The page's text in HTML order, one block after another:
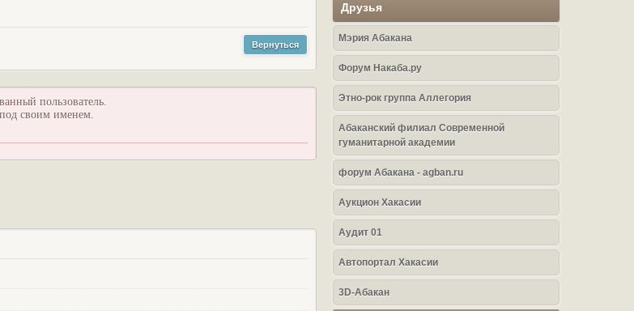
Вернуться
пользователь.
своим именем.
Друзья
Мэрия Абакана
Форум Накаба.ру
Этно-рок группа Аллегория
Абаканский филиал Современной
гуманитарной академии
форум Абакана - agban.ru
Аукцион Хакасии
Аудит 01
Автопортал Хакасии
3D-Абакан